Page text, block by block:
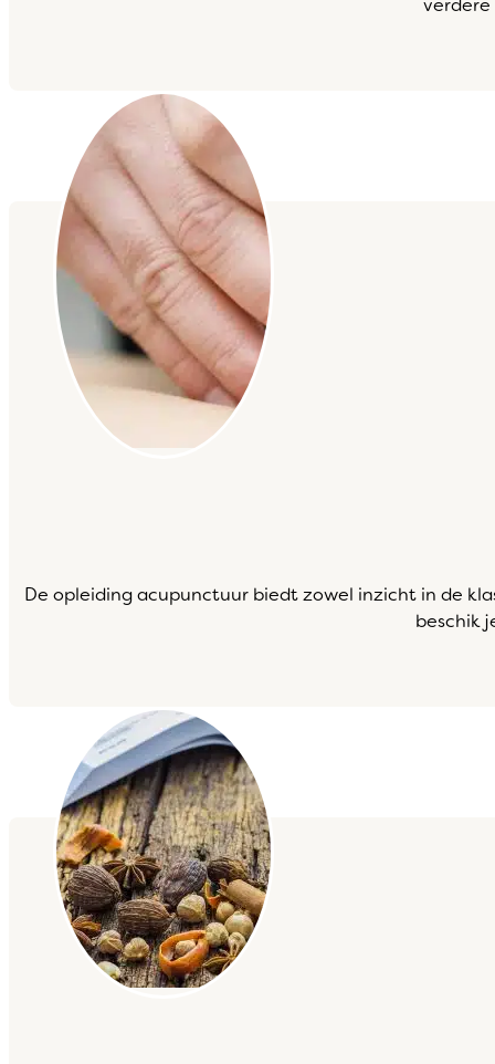
verdere
De opleiding acupunctuur biedt zowel inzicht in de
beschik